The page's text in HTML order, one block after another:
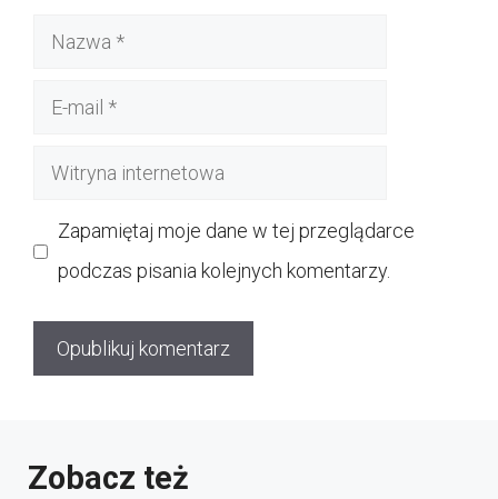
Nazwa
Witryna
Zapamiętaj moje dane w tej przeglądarce
podczas pisania kolejnych komentarzy.
Zobacz też